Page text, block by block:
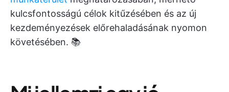
kulcsfontosságú célok kitűzésében és az új
kezdeményezések előrehaladásának nyomon
követésében. 📚